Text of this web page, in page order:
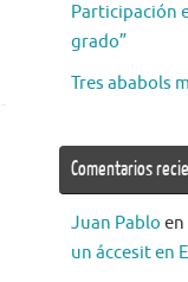
Participación
grado”
Tres ababols
Comentarios
Juan Pablo en
un áccesit en